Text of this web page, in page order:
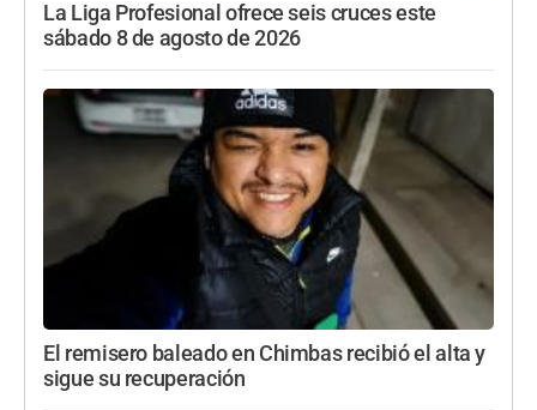
La Liga Profesional ofrece seis cruces este
sábado 8 de agosto de 2026
El remisero baleado en Chimbas recibió el alta y
sigue su recuperación